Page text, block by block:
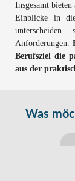
Insgesamt
Einblicke in die
Anforderungen.
Berufsziel die
aus der
Was